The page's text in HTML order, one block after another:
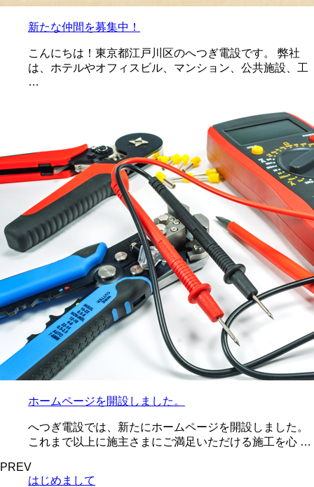
新たな仲間を募集中！
こんにちは！東京都江戸川区のへつぎ電設です。 弊社
は、ホテルやオフィスビル、マンション、公共施設、工
…
ホームページを開設しました。
へつぎ電設では、新たにホームページを開設しました。
これまで以上に施主さまにご満足いただける施工を心 …
PREV
はじめまして